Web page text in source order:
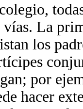
vías. La
los
por
hacer